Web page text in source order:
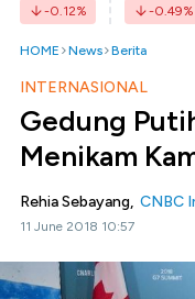
-0.12% -0.49%
HOME News Berita
INTERNASIONAL
Gedung
Menikam
Rehia Sebayang, CNBC
11 June 2018 10:57